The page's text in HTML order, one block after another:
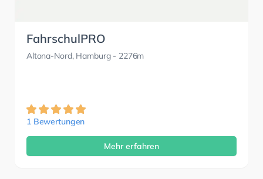
FahrschulPRO
Altona-Nord, Hamburg- 2276m
1 Bewertungen
Mehr erfahren